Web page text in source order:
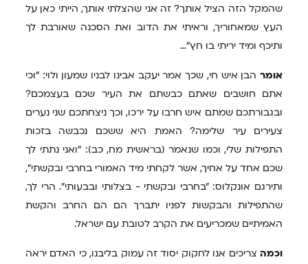
שהמקל הזה הציל אותך? זה אני שהצלתי אותך, הייתי כאן על
העץ שמאחוריך, וראיתי את הדוב ואת הסכנה שאורבת לך
ותיכף ומיד יריתי בו חץ"...
אומר הבן איש חי, שכך אמר יעקב אבינו לבניו שמעון ולוי: "וכי
אתם חושבים שאתם כבשתם את העיר שכם בעצמכם?
ובגבורתכם שמתם איש חרבו על ירכו, וכך ניצחתכם שני נערים
צעירים עיר שלימה? האמת היא ששכם נכבשה בזכות
התפילות שלי, וכמו שנאמר (בראשית מח, כב): "ואני נתתי לך
שכם אחד על אחיך, אשר לקחתי מיד האמורי בחרבי ובקשתי",
ותירגם אונקלוס: "בחרבי ובקשתי - בצלותי ובבעותי". הרי לך,
שהתפילות והבקשות לפניו יתברך הם הם החרב והקשת
האמיתיים שמכריעים את הקרב לטובת עם ישראל.
וכמה צריכים אנו לחקוק יסוד זה עמוק בליבנו, כי האדם יראה